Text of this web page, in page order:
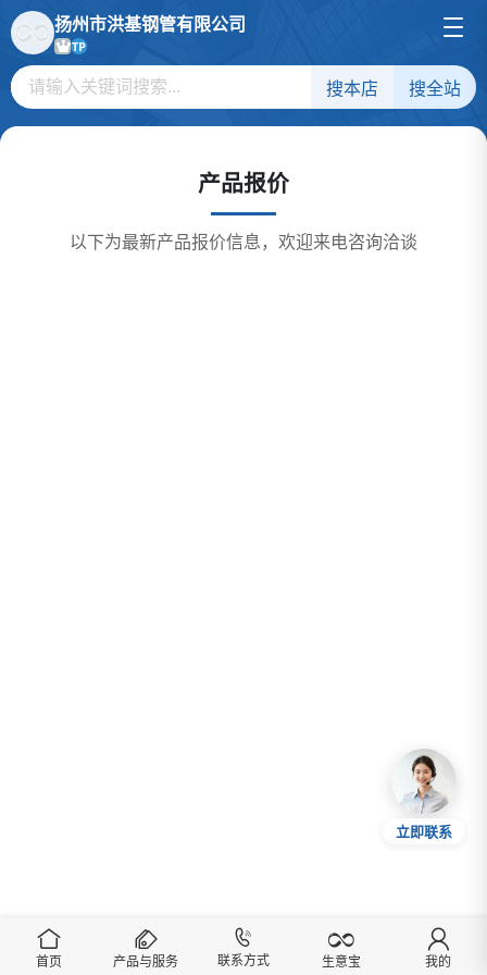
扬州市洪基钢管有限公司
TP
搜本店 搜全站
产品报价
以下为最新产品报价信息，欢迎来电咨询洽谈
立即联系
首页 产品与服务 联系方式 生意宝 我的